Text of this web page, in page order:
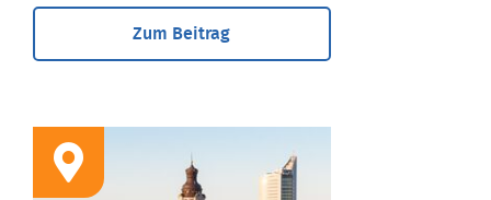
Zum Beitrag